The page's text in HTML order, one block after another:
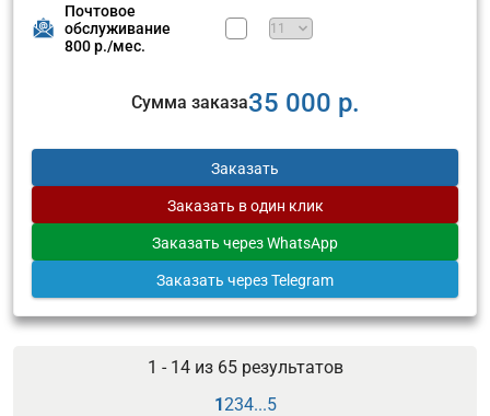
Почтовое
обслуживание
800 р./мес.
Сумма заказа35 000 р.
Заказать
Заказать в один клик
Заказать через WhatsApp
Заказать через Telegram
1 - 14 из 65результатов
1234...5